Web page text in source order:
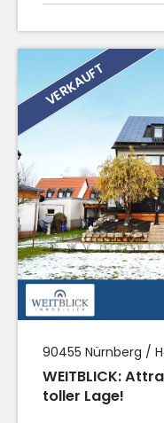
VERKAUFT
90455 Nürnberg /
WEITBLICK:
toller Lage!